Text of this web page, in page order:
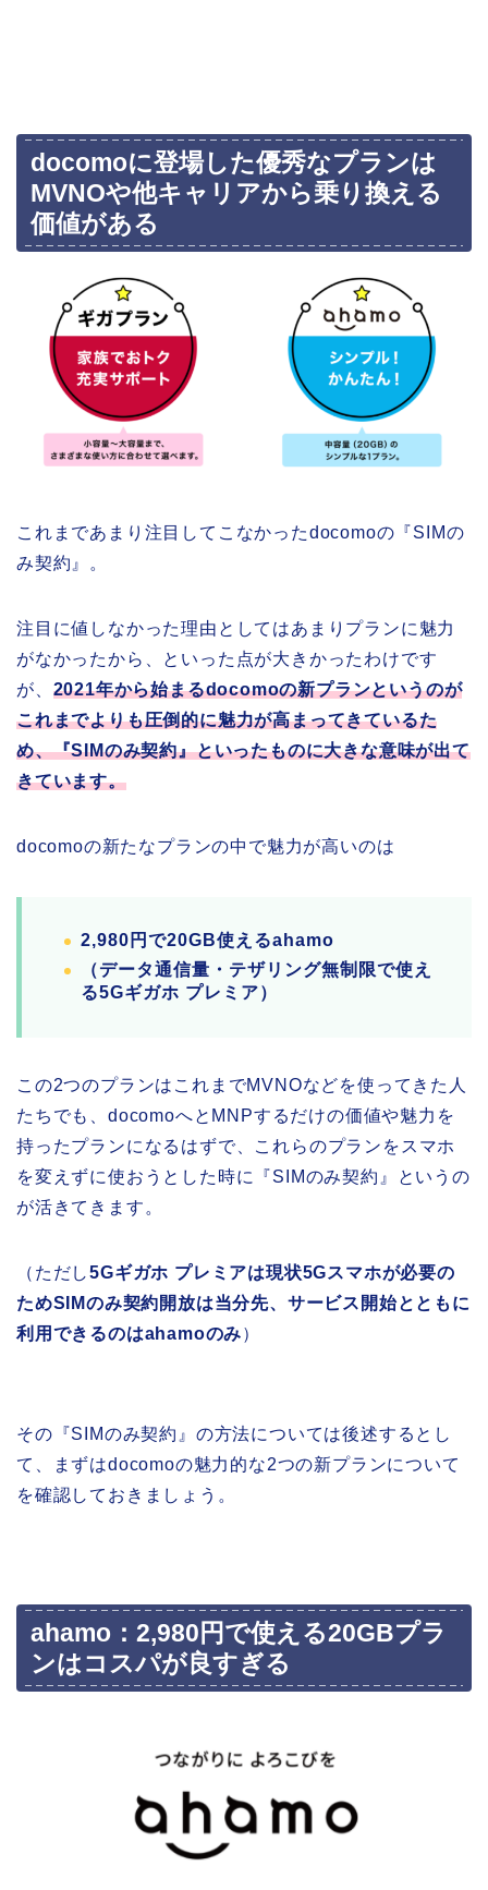
docomoに登場した優秀なプランは
MVNOや他キャリアから乗り換える
価値がある
これまであまり注目してこなかったdocomoの『SIMの
み契約』。
注目に値しなかった理由としてはあまりプランに魅力
がなかったから、といった点が大きかったわけです
が、 2021年から始まるdocomoの新プランというのが
これまでよりも圧倒的に魅力が高まってきているた
め、『SIMのみ契約』といったものに大きな意味が出て
きています。
docomoの新たなプランの中で魅力が高いのは
2,980円で20GB使えるahamo
（データ通信量・テザリング無制限で使え
る5Gギガホ プレミア）
この2つのプランはこれまでMVNOなどを使ってきた人
たちでも、docomoへとMNPするだけの価値や魅力を
持ったプランになるはずで、これらのプランをスマホ
を変えずに使おうとした時に『SIMのみ契約』というの
が活きてきます。
（ただし5Gギガホ プレミアは現状5Gスマホが必要の
ためSIMのみ契約開放は当分先、サービス開始とともに
利用できるのはahamoのみ）
その『SIMのみ契約』の方法については後述するとし
て、まずはdocomoの魅力的な2つの新プランについて
を確認しておきましょう。
ahamo：2,980円で使える20GBプラ
ンはコスパが良すぎる